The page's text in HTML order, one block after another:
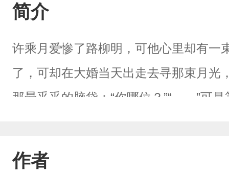
简介
许乘月爱惨了路柳明，可他心里却有一
了，可却在大婚当天出走去寻那束月光
那晕乎乎的脑袋：“你哪位？”“……”可
作者